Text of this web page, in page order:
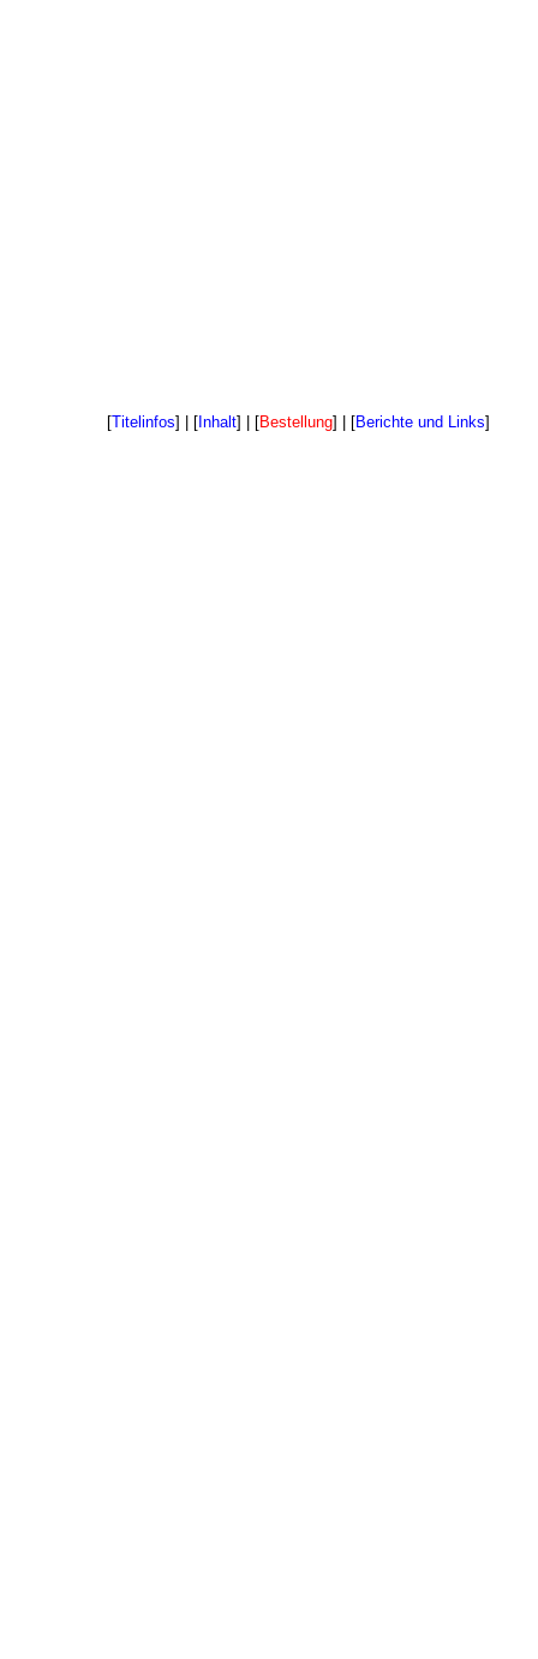
[Titelinfos] | [Inhalt] | [Bestellung] | [Berichte und Links]